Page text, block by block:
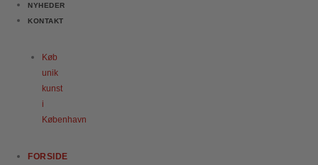
NYHEDER
KONTAKT
Køb
unik
kunst
i
København
FORSIDE